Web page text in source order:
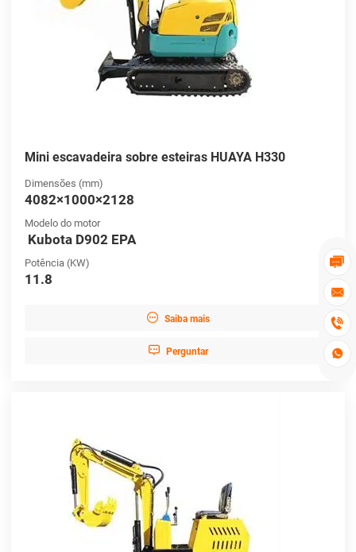




Mini escavadeira sobre esteiras HUAYA H330
Dimensões (mm)
4082×1000×2128
Modelo do motor
Kubota D902 EPA
Potência (KW)
11.8
 Saiba mais
 Perguntar